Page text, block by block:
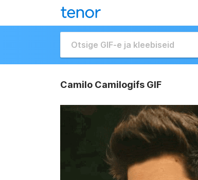
Camilo Camilogifs GIF